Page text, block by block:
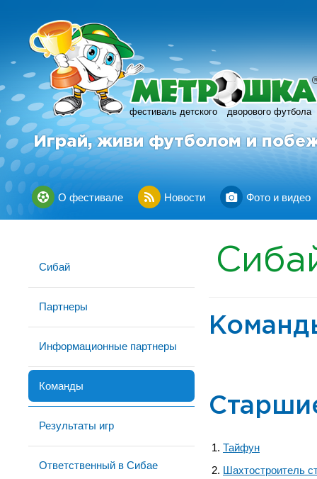
фестиваль детского дворового футбола
R
Играй, живи футболом и
О фестивале Новости Фото и видео
Сибай
Партнеры
Информационные партнеры
Команды
Результаты игр
Ответственный в Сибае
Тайфун
Шахтостроитель